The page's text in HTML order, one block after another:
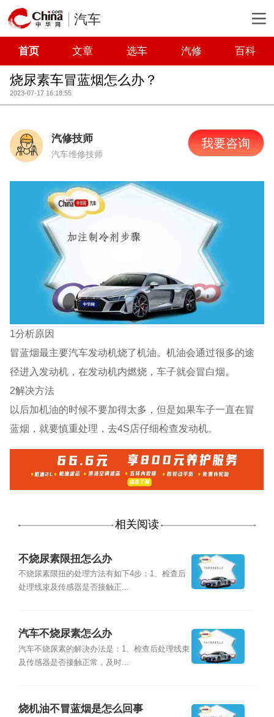
汽车
首页 文章 选车 汽修 百科
烧尿素车冒蓝烟怎么办？
2023-07-17 16:18:55
汽修技师
汽车维修技师
我要咨询
1分析原因
冒蓝烟最主要汽车发动机烧了机油。机油会通过很多的途
径进入发动机，在发动机内燃烧，车子就会冒白烟。
2解决方法
以后加机油的时候不要加得太多，但是如果车子一直在冒
蓝烟，就要慎重处理，去4S店仔细检查发动机。
相关阅读
不烧尿素限扭怎么办
不烧尿素限扭的处理方法有如下4步：1、检查后
处理线束及传感器是否接触正...
汽车不烧尿素怎么办
汽车不烧尿素的解决办法是：1、检查后处理线束
及传感器是否接触正常，及时...
烧机油不冒蓝烟是怎么回事